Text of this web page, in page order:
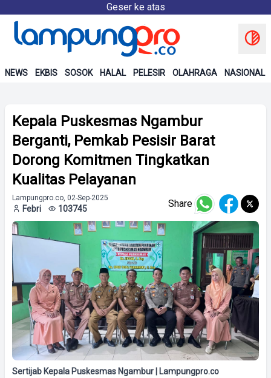
Geser ke atas
NEWS EKBIS SOSOK HALAL PELESIR OLAHRAGA NASIONAL
Kepala Puskesmas Ngambur
Berganti, Pemkab Pesisir Barat
Dorong Komitmen Tingkatkan
Kualitas Pelayanan
Lampungpro.co, 02-Sep-2025
Febri 103745 Share
Sertijab Kepala Puskesmas Ngambur | Lampungpro.co